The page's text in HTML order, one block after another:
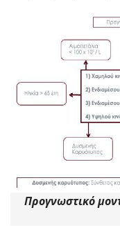
Προγνωστικό